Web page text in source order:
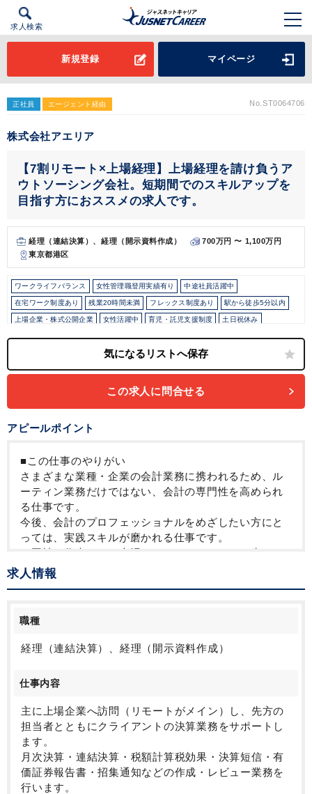
求人検索
新規登録 マイページ
正社員 エージェント経由 No.ST0064706
株式会社アエリア
【7割リモート×上場経理】上場経理を請け負うア
ウトソーシング会社。短期間でのスキルアップを
目指す方におススメの求人です。
経理（連結決算）、経理（開示資料作成）
700万円 〜 1,100万円
東京都港区
ワークライフバランス 女性管理職登用実績有り 中途社員活躍中
在宅ワーク制度あり 残業20時間未満 フレックス制度あり 駅から徒歩5分以内
上場企業・株式公開企業 女性活躍中 育児・託児支援制度 土日祝休み
この求人に問合せる
アピールポイント
■この仕事のやりがい
さまざまな業種・企業の会計業務に携われるため、ル
ーティン業務だけではない、会計の専門性を高められ
る仕事です。
今後、会計のプロフェッショナルをめざしたい方にと
っては、実践スキルが磨かれる仕事です。
・同社を代表して、上場しているクライアント先にて
業務を行っていただきます（当社内で受託するケース
もあります）。
ので「ありがとう」と直接感謝をしていただくことが
多い、やりがいあるお仕事です。
求人情報
職種
経理（連結決算）、経理（開示資料作成）
仕事内容
主に上場企業へ訪問（リモートがメイン）し、先方の
担当者とともにクライアントの決算業務をサポートし
ます。
月次決算・連結決算・税額計算税効果・決算短信・有
価証券報告書・招集通知などの作成・レビュー業務を
行います。